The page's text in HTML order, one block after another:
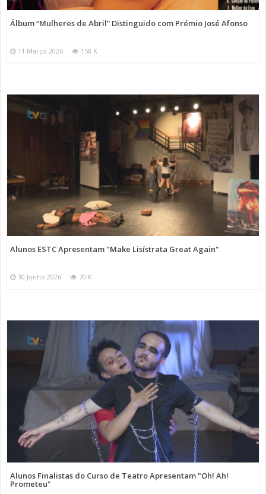
Álbum “Mulheres de Abril” Distinguido com Prémio José Afonso
11 Março 2026 158 K
Alunos ESTC Apresentam "Make Lisístrata Great Again"
30 Junho 2026 70 K
Alunos Finalistas do Curso de Teatro Apresentam "Oh! Ah!
Prometeu"